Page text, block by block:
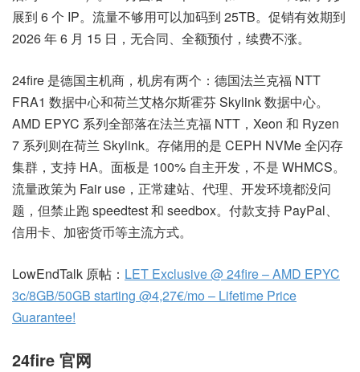
展到 6 个 IP。流量不够用可以加码到 25TB。促销有效期到
2026 年 6 月 15 日，无合同、全额预付，续费不涨。
24fire 是德国主机商，机房有两个：德国法兰克福 NTT
FRA1 数据中心和荷兰艾格尔斯霍芬 Skylink 数据中心。
AMD EPYC 系列全部落在法兰克福 NTT，Xeon 和 Ryzen
7 系列则在荷兰 Skylink。存储用的是 CEPH NVMe 全闪存
集群，支持 HA。面板是 100% 自主开发，不是 WHMCS。
流量政策为 Fair use，正常建站、代理、开发环境都没问
题，但禁止跑 speedtest 和 seedbox。付款支持 PayPal、
信用卡、加密货币等主流方式。
LowEndTalk 原帖： LET Exclusive @ 24fire – AMD EPYC
3c/8GB/50GB starting @4,27€/mo – Lifetime Price
Guarantee!
24fire 官网